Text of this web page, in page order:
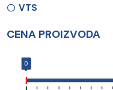
VTS
CENA PROIZVODA
0